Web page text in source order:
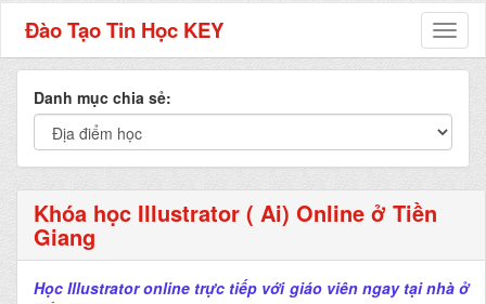
Đào Tạo Tin Học KEY
Danh mục chia sẻ:
Khóa học Illustrator ( Ai) Online ở Tiền
Giang
Học Illustrator online trực tiếp với giáo viên ngay tại nhà ở